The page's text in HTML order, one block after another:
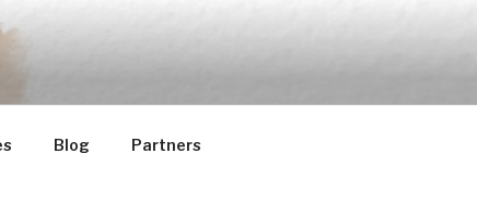
Blog Partners